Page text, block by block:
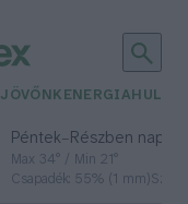
JÖVŐNK ENERGIA
Péntek– Részben
Max 34° / Min 21°
Csapadék: 55% (1 mm)Szél: